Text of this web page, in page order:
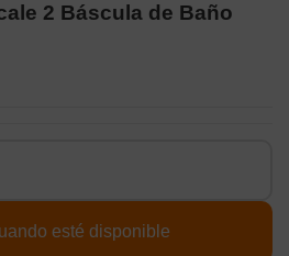
2 Báscula de Baño